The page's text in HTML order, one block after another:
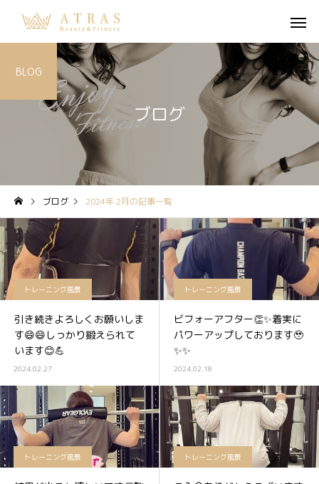
ブログ
BLOG
ブログ 2024年 2月の記事一覧
トレーニング風景
引き続きよろしくお願いしま
す😄😄しっかり鍛えられて
います😊💪
2024.02.27
トレーニング風景
ビフォーアフター👏✨着実に
パワーアップしております🥹
✨✨
2024.02.18
トレーニング風景 トレーニング風景